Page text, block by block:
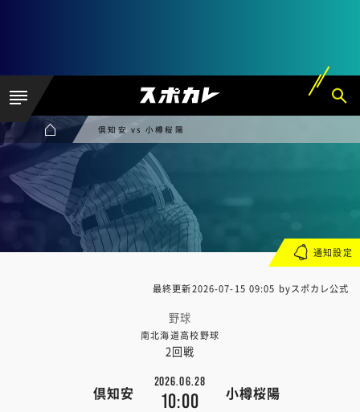
倶知安 vs 小樽桜陽
最終更新2026-07-15 09:05 byスポカレ公式
野球
南北海道高校野球
2回戦
倶知安
2026.06.28
10:00 小樽桜陽
通知設定